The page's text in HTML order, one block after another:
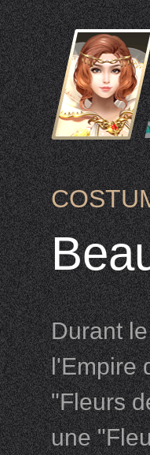
Durant
l'Empire
"Fleurs
une